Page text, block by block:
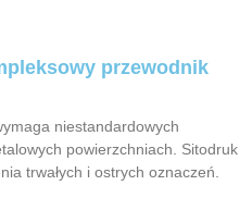
przewodnik
niestandardowych
powierzchniach. Sitodruk
trwałych i ostrych oznaczeń.